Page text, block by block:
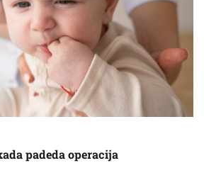
padeda operacija